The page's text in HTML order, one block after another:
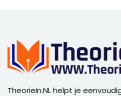
TheorieIn.NL helpt je